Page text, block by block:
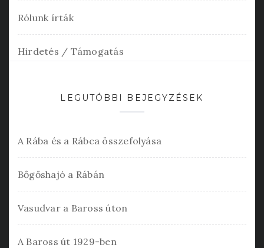
Rólunk írták
Hirdetés / Támogatás
LEGUTÓBBI BEJEGYZÉSEK
A Rába és a Rábca összefolyása
Bőgőshajó a Rábán
Vasudvar a Baross úton
A Baross út 1929-ben